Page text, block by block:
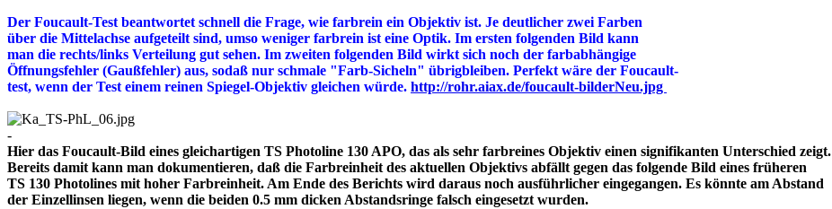
Der Foucault-Test beantwortet schnell die Frage, wie farbrein ein Objektiv ist. Je deutlicher zwei Farben
über die Mittelachse aufgeteilt sind, umso weniger farbrein ist eine Optik. Im ersten folgenden Bild kann
man die rechts/links Verteilung gut sehen. Im zweiten folgenden Bild wirkt sich noch der farbabhängige
Öffnungsfehler (Gaußfehler) aus, sodaß nur schmale "Farb-Sicheln" übrigbleiben. Perfekt wäre der Foucault-
test, wenn der Test einem reinen Spiegel-Objektiv gleichen würde. http://rohr.aiax.de/foucault-bilderNeu.jpg
-
Hier das Foucault-Bild eines gleichartigen TS Photoline 130 APO, das als sehr farbreines Objektiv einen signifikanten Unterschied zeigt.
Bereits damit kann man dokumentieren, daß die Farbreinheit des aktuellen Objektivs abfällt gegen das folgende Bild eines früheren
TS 130 Photolines mit hoher Farbreinheit. Am Ende des Berichts wird daraus noch ausführlicher eingegangen. Es könnte am Abstand
der Einzellinsen liegen, wenn die beiden 0.5 mm dicken Abstandsringe falsch eingesetzt wurden.